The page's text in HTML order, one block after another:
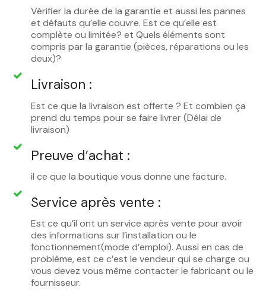
Vérifier la durée de la garantie et aussi les pannes
et défauts qu’elle couvre. Est ce qu’elle est
complète ou limitée? et Quels éléments sont
compris par la garantie (pièces, réparations ou les
deux)?
Livraison :
Est ce que la livraison est offerte ? Et combien ça
prend du temps pour se faire livrer (Délai de
livraison)
Preuve d’achat :
il ce que la boutique vous donne une facture.
Service après vente :
Est ce qu’il ont un service après vente pour avoir
des informations sur l’installation ou le
fonctionnement(mode d’emploi). Aussi en cas de
problème, est ce c’est le vendeur qui se charge ou
vous devez vous même contacter le fabricant ou le
fournisseur.